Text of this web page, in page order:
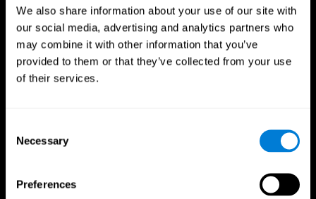
We also share information about your use of our site with
our social media, advertising and analytics partners who
may combine it with other information that you’ve
provided to them or that they’ve collected from your use
of their services.
Selection
Necessary
Preferences